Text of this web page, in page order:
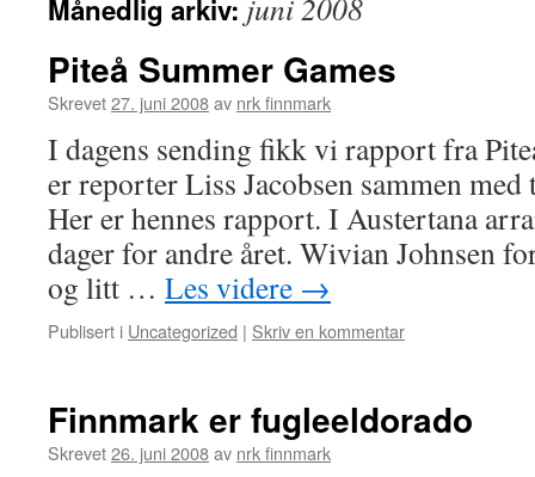
Månedlig arkiv: juni 2008
Piteå Summer Games
Skrevet27. juni 2008av nrk finnmark
I dagens sending fikk vi rapport fra
er reporter Liss Jacobsen sammen
Her er hennes rapport. I Austertana
dager for andre året. Wivian Johnsen
og litt … Les videre →
Publisert i Uncategorized | Skriv en kommentar
Finnmark er fugleeldorado
Skrevet26. juni 2008av nrk finnmark